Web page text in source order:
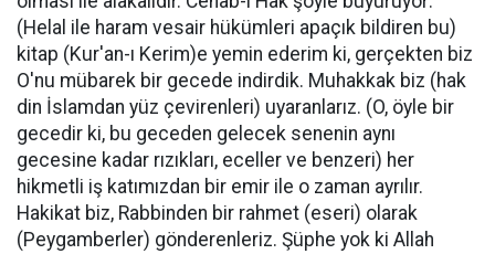
(Helal ile haram vesair hükümleri apaçık bildiren bu)
kitap (Kur'an-ı Kerim)e yemin ederim ki, gerçekten biz
O'nu mübarek bir gecede indirdik. Muhakkak biz (hak
din İslamdan yüz çevirenleri) uyaranlarız. (O, öyle bir
gecedir ki, bu geceden gelecek senenin aynı
gecesine kadar rızıkları, eceller ve benzeri) her
hikmetli iş katımızdan bir emir ile o zaman ayrılır.
Hakikat biz, Rabbinden bir rahmet (eseri) olarak
(Peygamberler) gönderenleriz. Şüphe yok ki Allah